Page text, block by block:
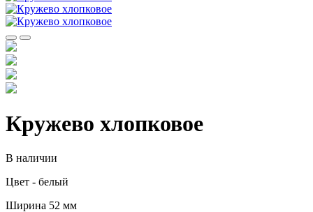
Кружево хлопковое
В наличии
Цвет - белый
Ширина 52 мм